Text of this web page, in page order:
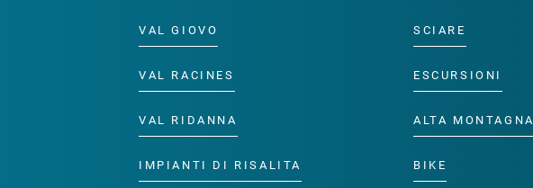
VAL GIOVO
VAL RACINES
VAL RIDANNA
IMPIANTI DI RISALITA
SCIARE
ESCURSIONI
ALTA MONTAGNA
BIKE